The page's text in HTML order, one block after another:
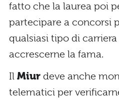
fatto che la laurea poi
partecipare a concorsi
qualsiasi tipo di
accrescerne la fama.
Il Miur deve anche
telematici per